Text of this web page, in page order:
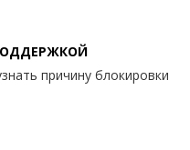
причину блокировки